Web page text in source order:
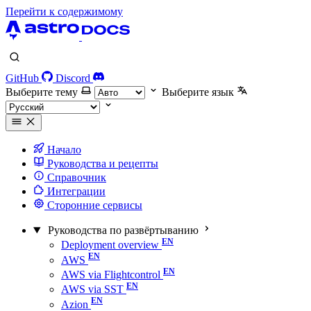
Перейти к содержимому
GitHub
Discord
Выберите тему
Выберите язык
Начало
Руководства и рецепты
Справочник
Интеграции
Сторонние сервисы
Руководства по развёртыванию
Deployment overview
AWS
AWS via Flightcontrol
AWS via SST
Azion